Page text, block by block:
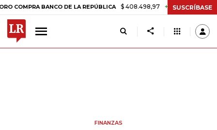
BANCO DE LA REPÚBLICA $ 408.498,97 +$ 8.753,81 +2,19%
SUSCRÍBASE
FINANZAS